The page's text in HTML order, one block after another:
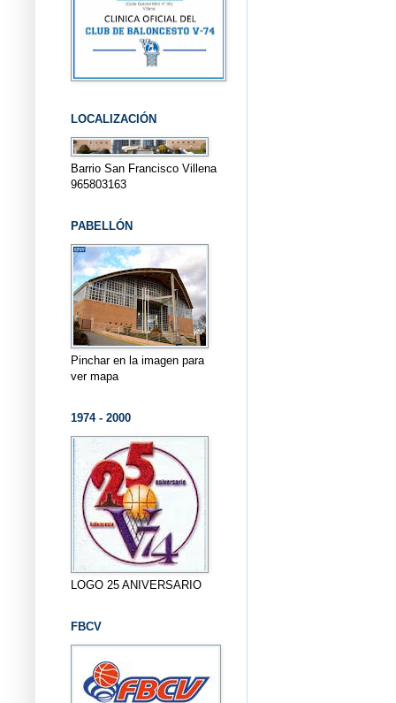
LOCALIZACIÓN
Barrio San Francisco Villena
965803163
PABELLÓN
Pinchar en la imagen para
ver mapa
1974 - 2000
LOGO 25 ANIVERSARIO
FBCV